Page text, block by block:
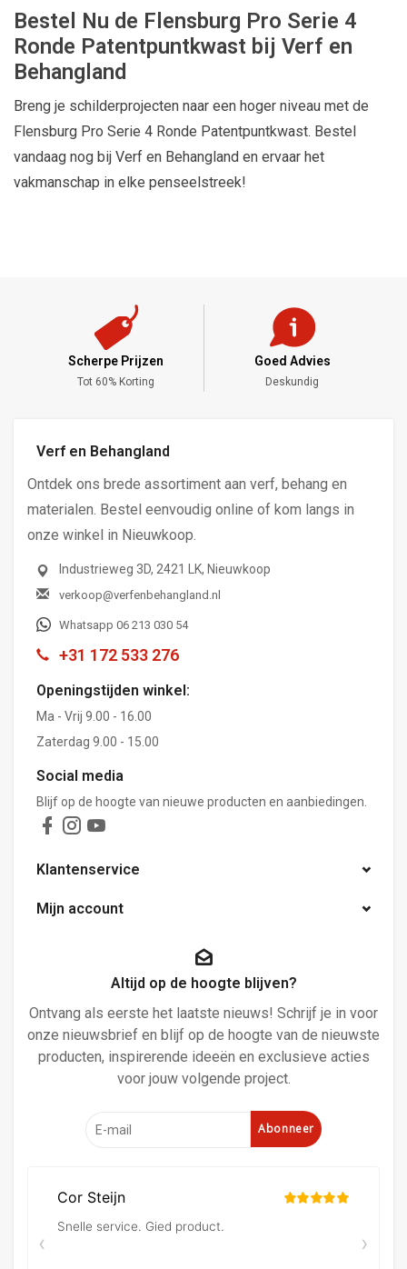
Bestel Nu de Flensburg Pro Serie 4
Ronde Patentpuntkwast bij Verf en
Behangland
Breng je schilderprojecten naar een hoger niveau met de
Flensburg Pro Serie 4 Ronde Patentpuntkwast. Bestel
vandaag nog bij Verf en Behangland en ervaar het
vakmanschap in elke penseelstreek!
Scherpe Prijzen
Tot 60% Korting
Goed Advies
Deskundig
Verf en Behangland
Ontdek ons brede assortiment aan verf, behang en
materialen. Bestel eenvoudig online of kom langs in
onze winkel in Nieuwkoop.
Industrieweg 3D, 2421 LK, Nieuwkoop
verkoop@verfenbehangland.nl
Whatsapp 06 213 030 54
+31 172 533 276
Openingstijden winkel:
Ma - Vrij 9.00 - 16.00
Zaterdag 9.00 - 15.00
Social media
Blijf op de hoogte van nieuwe producten en aanbiedingen.
Klantenservice
Mijn account
Altijd op de hoogte blijven?
Ontvang als eerste het laatste nieuws! Schrijf je in voor
onze nieuwsbrief en blijf op de hoogte van de nieuwste
producten, inspirerende ideeën en exclusieve acties
voor jouw volgende project.
Abonneer